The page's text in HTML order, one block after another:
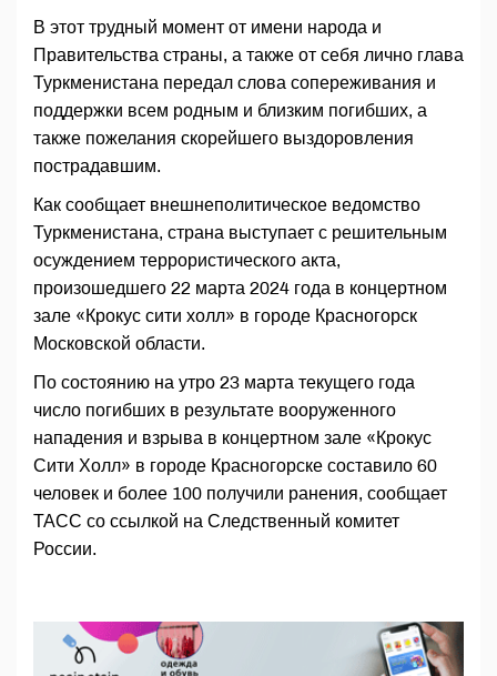
В этот трудный момент от имени народа и
Правительства страны, а также от себя лично глава
Туркменистана передал слова сопереживания и
поддержки всем родным и близким погибших, а
также пожелания скорейшего выздоровления
пострадавшим.
Как сообщает внешнеполитическое ведомство
Туркменистана, страна выступает с решительным
осуждением террористического акта,
произошедшего 22 марта 2024 года в концертном
зале «Крокус сити холл» в городе Красногорск
Московской области.
По состоянию на утро 23 марта текущего года
число погибших в результате вооруженного
нападения и взрыва в концертном зале «Крокус
Сити Холл» в городе Красногорске составило 60
человек и более 100 получили ранения, сообщает
ТАСС со ссылкой на Следственный комитет
России.